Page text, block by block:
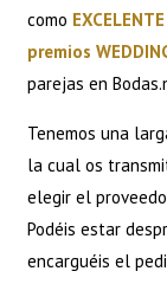
como EXCELENTE
premios
parejas en
Tenemos una
la cual os
elegir el
Podéis estar
encarguéis el